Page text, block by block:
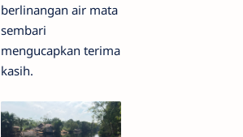
berlinangan air mata
sembari
mengucapkan terima
kasih.